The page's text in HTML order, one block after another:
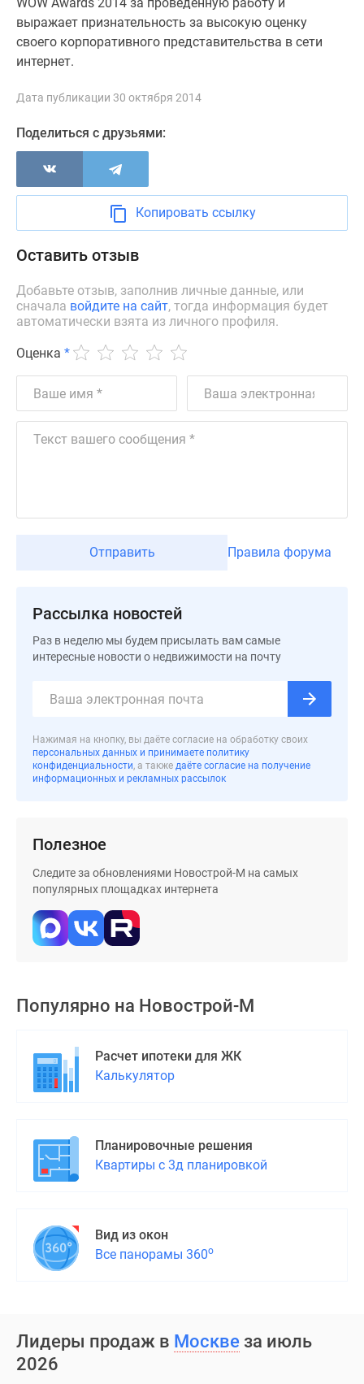
Аналитика
рынка
Покупателю
новостроек
авторы
проекте
Реклама
Дзен
Машино-
места
#траншевая
ипотека
#рассрочка
новостроек
Субсидированная
застройщиком
Москве
Программа
Москве
премиум-
класса
Новостройки
бизнес-
ипотека
коттеджи
Коттеджные
Москве
поселки
Строящиеся
коттеджные
лесу
выражает признательность за высокую оценку
своего корпоративного представительства в сети
интернет.
Дата публикации 30 октября 2014
Поделиться с друзьями:
Копировать ссылку
Оставить отзыв
Добавьте отзыв, заполнив личные данные, или
сначала войдите на сайт, тогда информация будет
автоматически взята из личного профиля.
Оценка *
Отправить Правила форума
Рассылка новостей
Раз в неделю мы будем присылать вам самые
интересные новости о недвижимости на почту
Нажимая на кнопку, вы даёте согласие на обработку своих
персональных данных и принимаете политику
конфиденциальности, а также даёте согласие на получение
информационных и рекламных рассылок
Полезное
Следите за обновлениями Новострой-М на самых
популярных площадках интернета
Популярно на Новострой-М
Расчет ипотеки для ЖК
Калькулятор
Планировочные решения
Квартиры с 3д планировкой
Вид из окон
Все панорамы 360о
Лидеры продаж в Москве за июль
2026